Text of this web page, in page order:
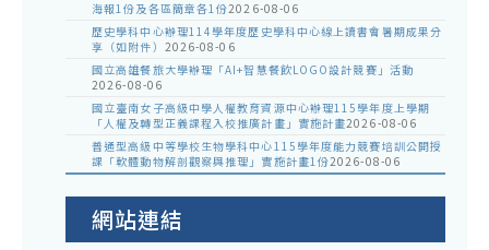
海報1份及各區簡章各1份2026-08-06
歷史學科中心辦理114學年度歷史學科中心線上讀書會暑期成果分
享（如附件） 2026-08-06
國立高雄餐旅大學辦理「AI+智慧餐飲LOGO設計競賽」活動
2026-08-06
國立臺南女子高級中學人權教育資源中心辦理115學年度上學期
「人權及轉型正義課程入校推廣計畫」實施計畫2026-08-06
普通型高級中等學校生物學科中心115學年度能力競賽培訓公開授
課「軟體動物解剖觀察與推理」實施計畫1份2026-08-06
網站連結